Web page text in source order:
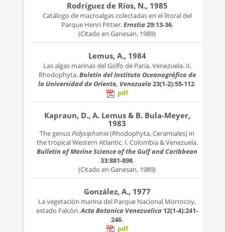
Rodríguez de Ríos, N., 1985
Catálogo de macroalgas colectadas en el litoral del
Parque Henri Pittier.Ernstia29:13-36.
(Citado en Ganesan, 1989)
Lemus, A., 1984
Las algas marinas del Golfo de Paria, Venezuela. II.
Rhodophyta.Boletín del Instituto Oceanográfico de
la Universidad de Oriente, Venezuela23(1-2):55-112.
pdf
Kapraun, D., A. Lemus & B. Bula-Meyer,
1983
The genusPolysiphonia(Rhodophyta, Ceramiales) in
the tropical Western Atlantic. I. Colombia & Venezuela.
Bulletin of Marine Science of the Gulf and Caribbean
33:881-898.
(Citado en Ganesan, 1989)
González, A., 1977
La vegetación marina del Parque Nacional Morrocoy,
estado Falcón.Acta Botanica Venezuelica 12(1-4):241-
246.
pdf